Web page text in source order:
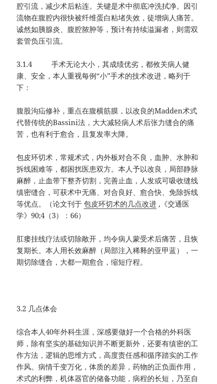
腔引流，减少术后粘连。关键是术中彻底冲洗拭净。因引
流物在腹腔内很快被纤维蛋白粘堵失效，徒增病人痛苦。
诚然如胰腺炎、腹腔脓肿等，预计有持续溢漏者，则需双
套管负压引流。
3.1.4 手术无论大小，其成绩优劣，都攸关病人健
康、安全，本人重视每例“小”手术的技术改进，略列于
下：
腹股沟疝修补，重点在腹横筋膜，以改良的Madden术式
代替传统的Bassini法，大大减轻病人术后张力缝合的痛
苦，也有利于愈合，且复发率大降。
包皮环切术，常规术式，内外板对合不良，血肿、水肿和
拆线困难等，都困扰医患双方。本人予以改良，局部静脉
麻醉，止血带下整齐切割，完善止血，人发或可吸收缝线
缜密缝合，可获术中无痛、对合良好、愈合快、免除拆线
等优点。（论文刊于包皮环切术的几点改进 ,《交通医
学》90;4（3）：66）
肛瘘挂线疗法或切除敞开，均令病人蒙受术后痛苦，且恢
复期长。本人用长效麻醉（局部注入稀释的亚甲蓝），一
期切除缝合，大都一期愈合，缩短疗程。
3.2 几点体会
综合本人40年外科生涯，深感要做好一个合格的外科医
师，除有坚实的基础知识并不断更新外，还要有缜密的工
作方法，逻辑的思维方式，高度责任感和循序踏实的工作
作风。病情千变万化，体质的差异，药物的正负面作用，
术式的利弊，机体器官的储备功能，病程的长短，乃至自